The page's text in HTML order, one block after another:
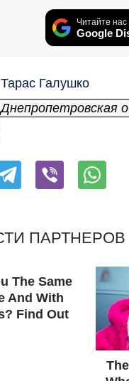
Читайте нас
Google
Тарас Галушко
Днепропетровская